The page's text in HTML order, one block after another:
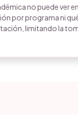
no puede ver
por programa ni
limitando la